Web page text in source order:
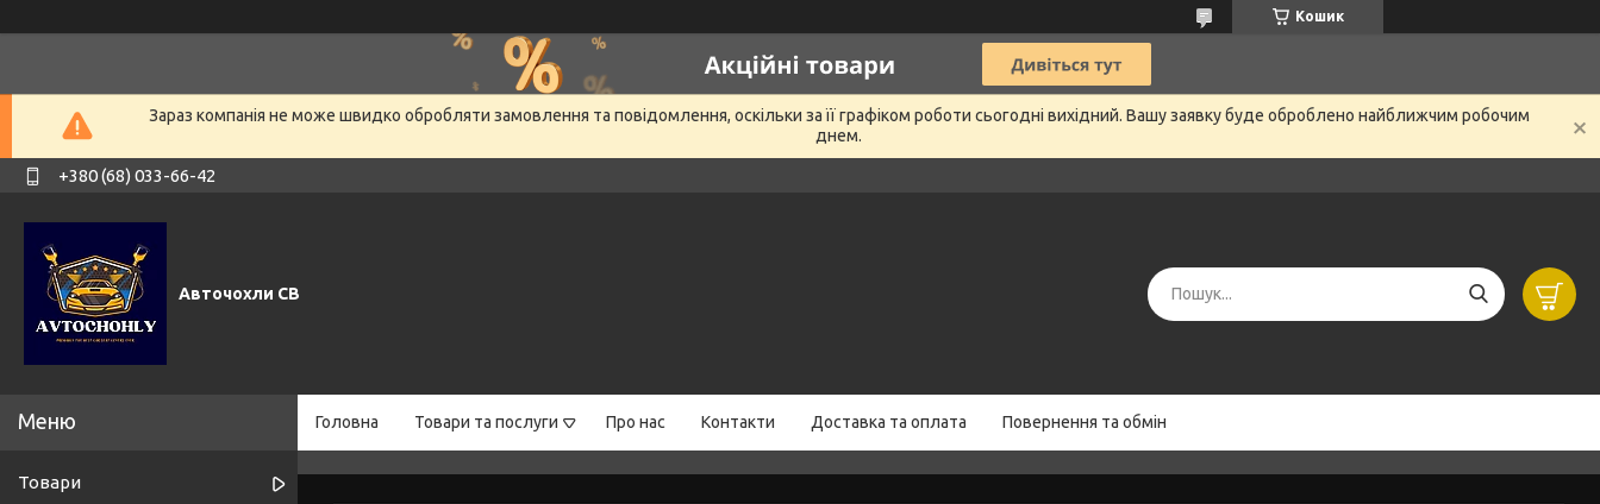
Кошик
Зараз компанія не може швидко обробляти замовлення та повідомлення, оскільки за її графіком роботи сьогодні вихідний. Вашу заявку буде оброблено найближчим робочим
днем.
+380 (68) 033-66-42
Авточохли СВ
Головна Товари та послуги Про нас Контакти Доставка та оплата Повернення та обмін
Товари